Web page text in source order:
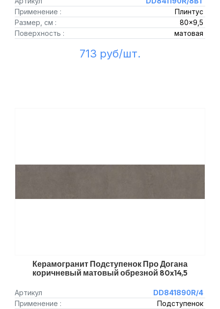
Применение :
Плинтус
Размер, см :
80x9,5
Поверхность :
матовая
713 руб/шт.
Керамогранит Подступенок Про Догана
коричневый матовый обрезной 80x14,5
Артикул
DD841890R/4
Применение :
Подступенок